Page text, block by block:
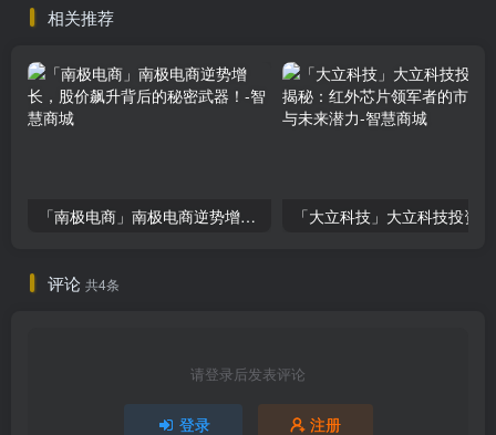
相关推荐
「南极电商」南极电商逆势增长，股价飙升背后的秘密武器！
评论 共4条
请登录后发表评论
登录 注册